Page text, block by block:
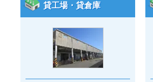
貸工場・貸倉庫